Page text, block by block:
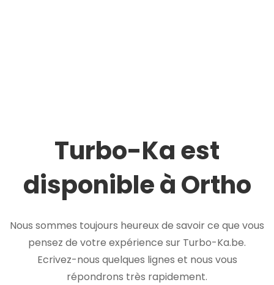
Turbo-Ka est
disponible à Ortho
Nous sommes toujours heureux de savoir ce que vous
pensez de votre expérience sur Turbo-Ka.be.
Ecrivez-nous quelques lignes et nous vous
répondrons très rapidement.